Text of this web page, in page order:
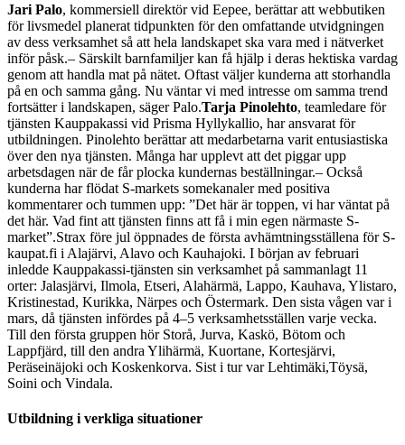
Jari Palo, kommersiell direktör vid Eepee, berättar att webbutiken
för livsmedel planerat tidpunkten för den omfattande utvidgningen
av dess verksamhet så att hela landskapet ska vara med i nätverket
inför påsk.– Särskilt barnfamiljer kan få hjälp i deras hektiska vardag
genom att handla mat på nätet. Oftast väljer kunderna att storhandla
på en och samma gång. Nu väntar vi med intresse om samma trend
fortsätter i landskapen, säger Palo.Tarja Pinolehto, teamledare för
tjänsten Kauppakassi vid Prisma Hyllykallio, har ansvarat för
utbildningen. Pinolehto berättar att medarbetarna varit entusiastiska
över den nya tjänsten. Många har upplevt att det piggar upp
arbetsdagen när de får plocka kundernas beställningar.– Också
kunderna har flödat S-markets somekanaler med positiva
kommentarer och tummen upp: ”Det här är toppen, vi har väntat på
det här. Vad fint att tjänsten finns att få i min egen närmaste S-
market”.Strax före jul öppnades de första avhämtningsställena för S-
kaupat.fi i Alajärvi, Alavo och Kauhajoki. I början av februari
inledde Kauppakassi-tjänsten sin verksamhet på sammanlagt 11
orter: Jalasjärvi, Ilmola, Etseri, Alahärmä, Lappo, Kauhava, Ylistaro,
Kristinestad, Kurikka, Närpes och Östermark. Den sista vågen var i
mars, då tjänsten infördes på 4–5 verksamhetsställen varje vecka.
Till den första gruppen hör Storå, Jurva, Kaskö, Bötom och
Lappfjärd, till den andra Ylihärmä, Kuortane, Kortesjärvi,
Peräseinäjoki och Koskenkorva. Sist i tur var Lehtimäki,Töysä,
Soini och Vindala.
Utbildning i verkliga situationer